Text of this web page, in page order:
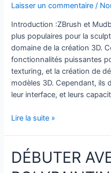
Laisser un commentaire /
Introduction :ZBrush et
plus populaires pour la
domaine de la création 3D.
fonctionnalités puissantes
texturing, et la création de
modèles 3D. Cependant, ils
leur interface, et leurs
ZBrush
:
Quelle
Lire la suite »
DÉBUTER